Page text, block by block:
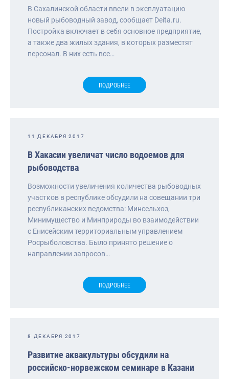
В Сахалинской области ввели в эксплуатацию
новый рыбоводный завод, сообщает Deita.ru.
Постройка включает в себя основное предприятие,
а также два жилых здания, в которых разместят
персонал. В них есть все…
ПОДРОБНЕЕ
11 ДЕКАБРЯ 2017
В Хакасии увеличат число водоемов для
рыбоводства
Возможности увеличения количества рыбоводных
участков в республике обсудили на совещании три
республиканских ведомства: Минсельхоз,
Минимущество и Минприроды во взаимодействии
с Енисейским территориальным управлением
Росрыболовства. Было принято решение о
направлении запросов…
ПОДРОБНЕЕ
8 ДЕКАБРЯ 2017
Развитие аквакультуры обсудили на
российско-норвежском семинаре в Казани